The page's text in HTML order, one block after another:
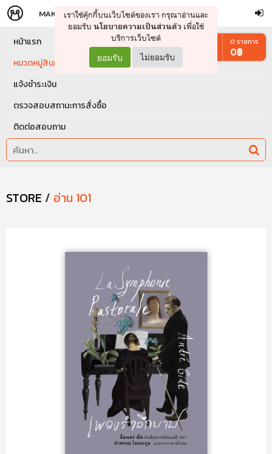
จัดการรถเข็น ดำเนินการต่อ
MAKERS STORE
เราใช้คุ๊กกี้บนเว็บไซต์ของเรา กรุณาอ่านและ
ยอมรับ นโยบายความเป็นส่วนตัว เพื่อใช้
บริการเว็บไซต์
ยอมรับ ไม่ยอมรับ
หน้าแรก
หมวดหมู่สินค้า
แจ้งชำระเงิน
ตรวจสอบสถานะการสั่งซื้อ
ติดต่อสอบถาม
0 รายการ
0฿
STORE / อ่าน 101